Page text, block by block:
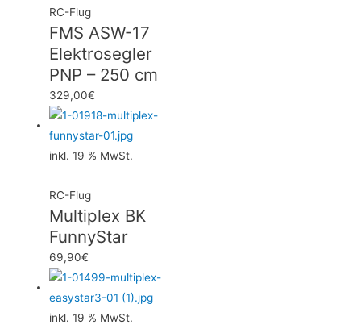
RC-Flug
FMS ASW-17
Elektrosegler
PNP – 250 cm
329,00€
inkl. 19 % MwSt.
RC-Flug
Multiplex BK
FunnyStar
69,90€
inkl. 19 % MwSt.